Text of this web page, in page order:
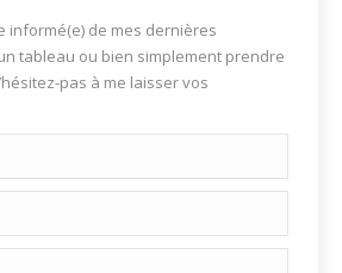
informé(e) de mes dernières
tableau ou bien simplement prendre
pas à me laisser vos